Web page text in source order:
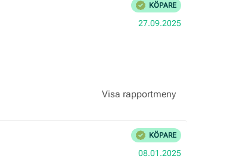
Bekräftad
KÖPARE
27.09.2025
Bekräftad
KÖPARE
08.01.2025